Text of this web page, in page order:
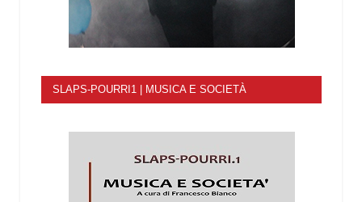
SLAPS-POURRI1 | MUSICA E SOCIETÀ